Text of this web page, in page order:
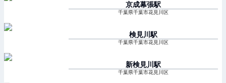
京成幕張駅
千葉県千葉市花見川区
検見川 駅
千葉県千葉市花見川区
新検見川 駅
千葉県千葉市花見川区